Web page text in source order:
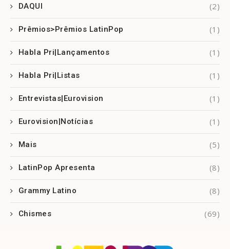
DAQUI (2)
Prêmios>Prêmios LatinPop (1)
Habla Pri|Lançamentos (1)
Habla Pri|Listas (1)
Entrevistas|Eurovision (1)
Eurovision|Notícias (1)
Mais (5)
LatinPop Apresenta (8)
Grammy Latino (8)
Chismes (69)